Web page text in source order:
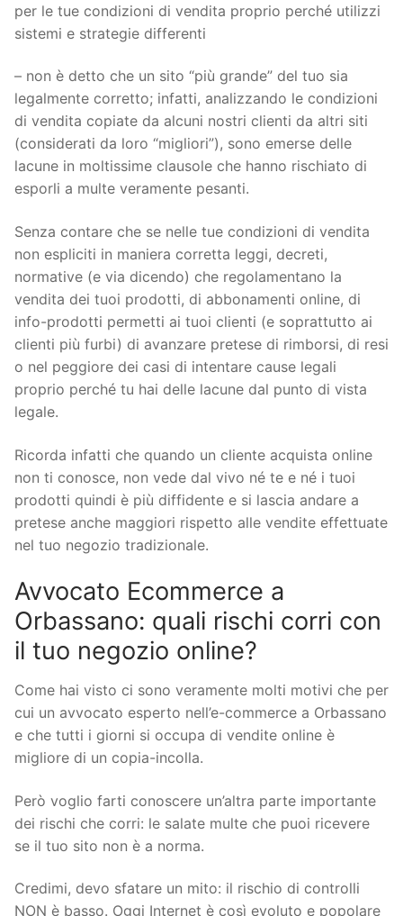
per le tue condizioni di vendita proprio perché utilizzi
sistemi e strategie differenti
– non è detto che un sito “più grande” del tuo sia
legalmente corretto; infatti, analizzando le condizioni
di vendita copiate da alcuni nostri clienti da altri siti
(considerati da loro “migliori”), sono emerse delle
lacune in moltissime clausole che hanno rischiato di
esporli a multe veramente pesanti.
Senza contare che se nelle tue condizioni di vendita
non espliciti in maniera corretta leggi, decreti,
normative (e via dicendo) che regolamentano la
vendita dei tuoi prodotti, di abbonamenti online, di
info-prodotti permetti ai tuoi clienti (e soprattutto ai
clienti più furbi) di avanzare pretese di rimborsi, di resi
o nel peggiore dei casi di intentare cause legali
proprio perché tu hai delle lacune dal punto di vista
legale.
Ricorda infatti che quando un cliente acquista online
non ti conosce, non vede dal vivo né te e né i tuoi
prodotti quindi è più diffidente e si lascia andare a
pretese anche maggiori rispetto alle vendite effettuate
nel tuo negozio tradizionale.
Avvocato Ecommerce a
Orbassano: quali rischi corri con
il tuo negozio online?
Come hai visto ci sono veramente molti motivi che per
cui un avvocato esperto nell’e-commerce a Orbassano
e che tutti i giorni si occupa di vendite online è
migliore di un copia-incolla.
Però voglio farti conoscere un’altra parte importante
dei rischi che corri: le salate multe che puoi ricevere
se il tuo sito non è a norma.
Credimi, devo sfatare un mito: il rischio di controlli
NON è basso. Oggi Internet è così evoluto e popolare